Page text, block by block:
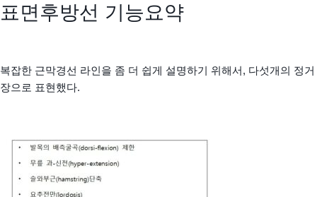
표면후방선 기능요약
복잡한 근막경선 라인을 좀 더 쉽게 설명하기 위해서, 다섯개의 정거
장으로 표현했다.